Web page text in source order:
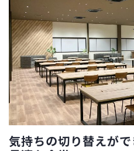
気持ちの切り替えが